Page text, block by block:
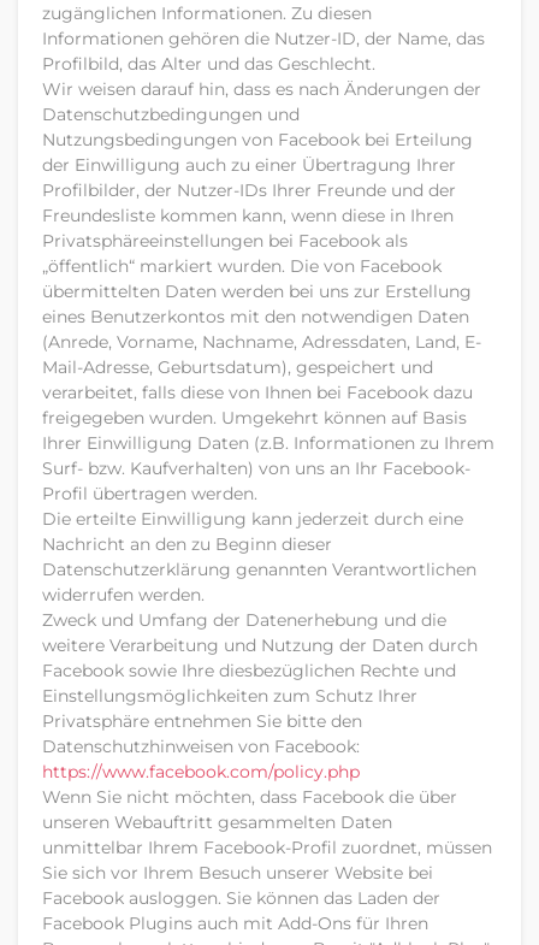
zugänglichen Informationen. Zu diesen
Informationen gehören die Nutzer-ID, der Name, das
Profilbild, das Alter und das Geschlecht.
Wir weisen darauf hin, dass es nach Änderungen der
Datenschutzbedingungen und
Nutzungsbedingungen von Facebook bei Erteilung
der Einwilligung auch zu einer Übertragung Ihrer
Profilbilder, der Nutzer-IDs Ihrer Freunde und der
Freundesliste kommen kann, wenn diese in Ihren
Privatsphäreeinstellungen bei Facebook als
„öffentlich“ markiert wurden. Die von Facebook
übermittelten Daten werden bei uns zur Erstellung
eines Benutzerkontos mit den notwendigen Daten
(Anrede, Vorname, Nachname, Adressdaten, Land, E-
Mail-Adresse, Geburtsdatum), gespeichert und
verarbeitet, falls diese von Ihnen bei Facebook dazu
freigegeben wurden. Umgekehrt können auf Basis
Ihrer Einwilligung Daten (z.B. Informationen zu Ihrem
Surf- bzw. Kaufverhalten) von uns an Ihr Facebook-
Profil übertragen werden.
Die erteilte Einwilligung kann jederzeit durch eine
Nachricht an den zu Beginn dieser
Datenschutzerklärung genannten Verantwortlichen
widerrufen werden.
Zweck und Umfang der Datenerhebung und die
weitere Verarbeitung und Nutzung der Daten durch
Facebook sowie Ihre diesbezüglichen Rechte und
Einstellungsmöglichkeiten zum Schutz Ihrer
Privatsphäre entnehmen Sie bitte den
Datenschutzhinweisen von Facebook:
https://www.facebook.com/policy.php
Wenn Sie nicht möchten, dass Facebook die über
unseren Webauftritt gesammelten Daten
unmittelbar Ihrem Facebook-Profil zuordnet, müssen
Sie sich vor Ihrem Besuch unserer Website bei
Facebook ausloggen. Sie können das Laden der
Facebook Plugins auch mit Add-Ons für Ihren